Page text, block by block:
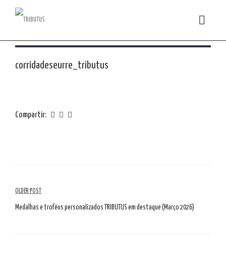
corridadeseurre_tributus
Compartir:
Navegación
por
OLDER POST
Medalhas e troféus personalizados TRIBUTUS em destaque (Março 2026)